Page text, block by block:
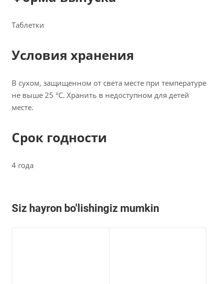
Таблетки
Условия хранения
В сухом, защищенном от света месте при температуре
не выше 25 °С. Хранить в недоступном для детей
месте.
Срок годности
4 года
Siz hayron bo'lishingiz mumkin